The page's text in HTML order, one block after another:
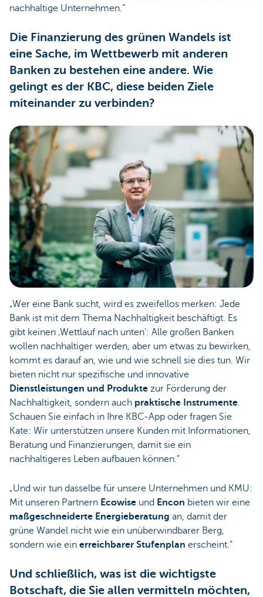
nachhaltige Unternehmen.“
Die Finanzierung des grünen Wandels ist
eine Sache, im Wettbewerb mit anderen
Banken zu bestehen eine andere. Wie
gelingt es der KBC, diese beiden Ziele
miteinander zu verbinden?
„Wer eine Bank sucht, wird es zweifellos merken: Jede
Bank ist mit dem Thema Nachhaltigkeit beschäftigt. Es
gibt keinen ‚Wettlauf nach unten‘: Alle großen Banken
wollen nachhaltiger werden, aber um etwas zu bewirken,
kommt es darauf an, wie und wie schnell sie dies tun. Wir
bieten nicht nur spezifische und innovative
Dienstleistungen und Produkte zur Förderung der
Nachhaltigkeit, sondern auch praktische Instrumente.
Schauen Sie einfach in Ihre KBC-App oder fragen Sie
Kate: Wir unterstützen unsere Kunden mit Informationen,
Beratung und Finanzierungen, damit sie ein
nachhaltigeres Leben aufbauen können.“
„Und wir tun dasselbe für unsere Unternehmen und KMU:
Mit unseren Partnern Ecowise und Encon bieten wir eine
maßgeschneiderte Energieberatung an, damit der
grüne Wandel nicht wie ein unüberwindbarer Berg,
sondern wie ein erreichbarer Stufenplan erscheint.“
Und schließlich, was ist die wichtigste
Botschaft, die Sie allen vermitteln möchten,